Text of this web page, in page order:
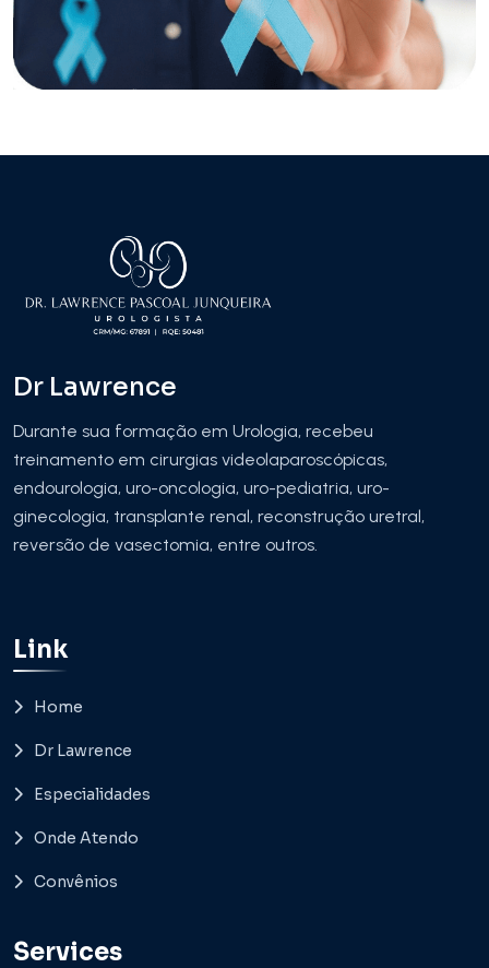
Dr Lawrence
Durante sua formação em Urologia, recebeu
treinamento em cirurgias videolaparoscópicas,
endourologia, uro-oncologia, uro-pediatria, uro-
ginecologia, transplante renal, reconstrução uretral,
reversão de vasectomia, entre outros.
Link
Home
Dr Lawrence
Especialidades
Onde Atendo
Convênios
Services